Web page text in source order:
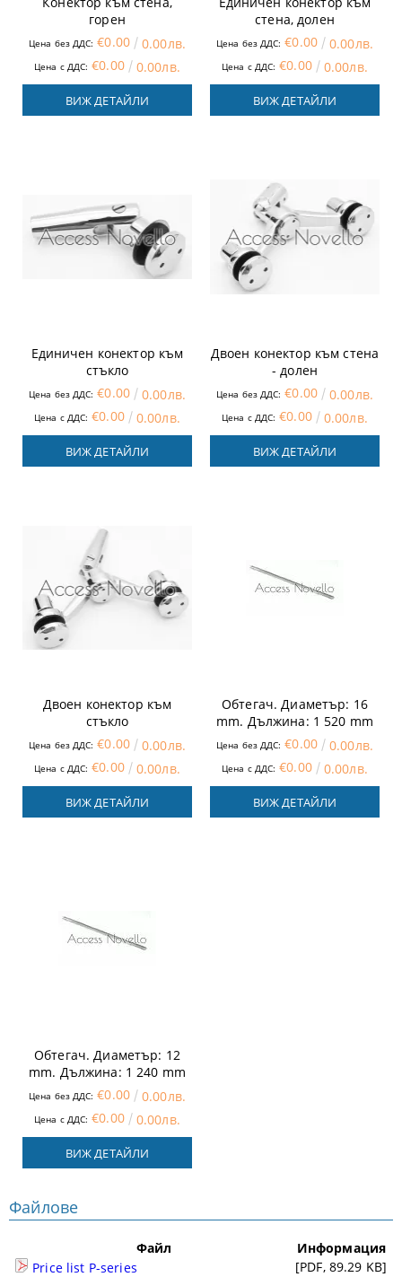
горен
Цена без ДДС: €0.00 0.00лв.
Цена с ДДС: €0.00 0.00лв.
ВИЖ ДЕТАЙЛИ
стена, долен
Цена без ДДС: €0.00 0.00лв.
Цена с ДДС: €0.00 0.00лв.
ВИЖ ДЕТАЙЛИ
Единичен конектор към
стъкло
Цена без ДДС: €0.00 0.00лв.
Цена с ДДС: €0.00 0.00лв.
ВИЖ ДЕТАЙЛИ
Двоен конектор към стена
- долен
Цена без ДДС: €0.00 0.00лв.
Цена с ДДС: €0.00 0.00лв.
ВИЖ ДЕТАЙЛИ
Двоен конектор към
стъкло
Цена без ДДС: €0.00 0.00лв.
Цена с ДДС: €0.00 0.00лв.
ВИЖ ДЕТАЙЛИ
Обтегач. Диаметър: 16
mm. Дължина: 1 520 mm
Цена без ДДС: €0.00 0.00лв.
Цена с ДДС: €0.00 0.00лв.
ВИЖ ДЕТАЙЛИ
Обтегач. Диаметър: 12
mm. Дължина: 1 240 mm
Цена без ДДС: €0.00 0.00лв.
Цена с ДДС: €0.00 0.00лв.
ВИЖ ДЕТАЙЛИ
Файлове
Файл
Информация
Price list P-series
[PDF, 89.29 KB]